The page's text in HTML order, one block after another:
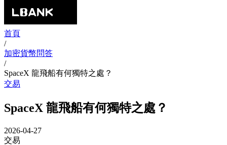
首頁
/
加密貨幣問答
/
SpaceX 龍飛船有何獨特之處？
交易
SpaceX 龍飛船有何獨特之處？
2026-04-27
交易